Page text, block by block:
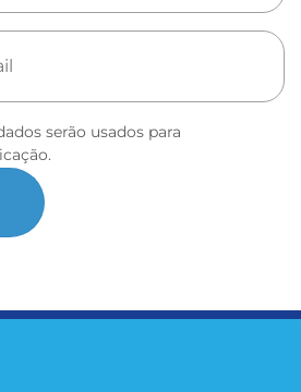
serão usados para